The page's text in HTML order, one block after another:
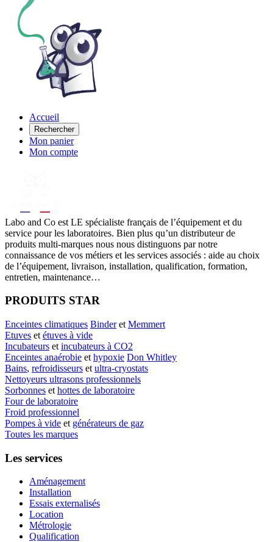
Accueil
Rechercher
Mon panier
Mon compte
Labo and Co est LE spécialiste français de l’équipement et du
service pour les laboratoires. Bien plus qu’un distributeur de
produits multi-marques nous nous distinguons par notre
connaissance de vos métiers et les services associés : aide au choix
de l’équipement, livraison, installation, qualification, formation,
entretien, maintenance…
PRODUITS STAR
Enceintes climatiques Binderet Memmert
Etuves et étuves à vide
Incubateurs et incubateurs à CO2
Enceintes anaérobie et hypoxie Don Whitley
Bains, refroidisseurs et ultra-cryostats
Nettoyeurs ultrasons professionnels
Sorbonnes et hottes de laboratoire
Four de laboratoire
Froid professionnel
Pompes à vide et générateurs de gaz
Toutes les marques
Les services
Aménagement
Installation
Essais externalisés
Location
Métrologie
Qualification